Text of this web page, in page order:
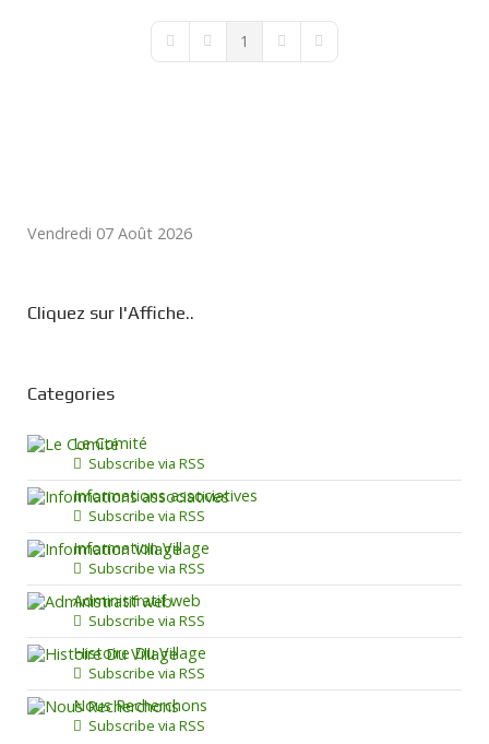
First PagePrevious Page
1 Next PageLast Page
Vendredi 07 Août 2026
Cliquez sur l'Affiche..
Categories
Le Comité
Subscribe via RSS
Informations associatives
Subscribe via RSS
Information Village
Subscribe via RSS
Administratif web
Subscribe via RSS
Histoire Du Village
Subscribe via RSS
Nous Recherchons
Subscribe via RSS